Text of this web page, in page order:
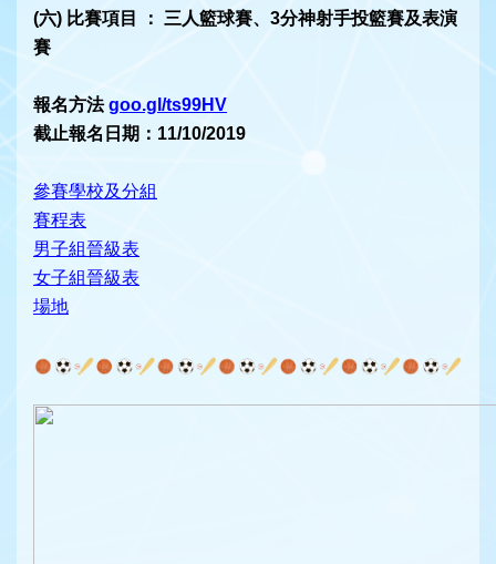
(六) 比賽項目
： 三人籃球賽、3分神射手投籃賽及表演
賽
報名方法goo.gl/ts99HV
截止報名日期：11/10/2019
參賽學校及分組
賽程表
男子組晉級表
女子組晉級表
場地